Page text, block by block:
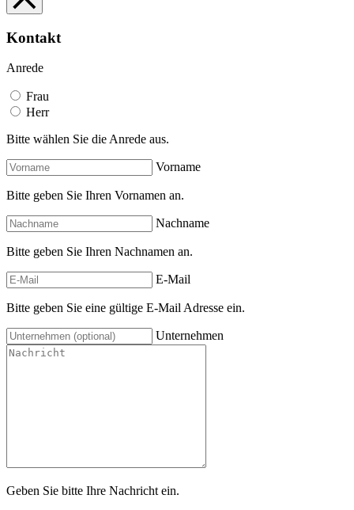
Kontakt
Anrede
Frau
Herr
Bitte wählen Sie die Anrede aus.
Vorname
Bitte geben Sie Ihren Vornamen an.
Nachname
Bitte geben Sie Ihren Nachnamen an.
E-Mail
Bitte geben Sie eine gültige E-Mail Adresse ein.
Unternehmen
Geben Sie bitte Ihre Nachricht ein.